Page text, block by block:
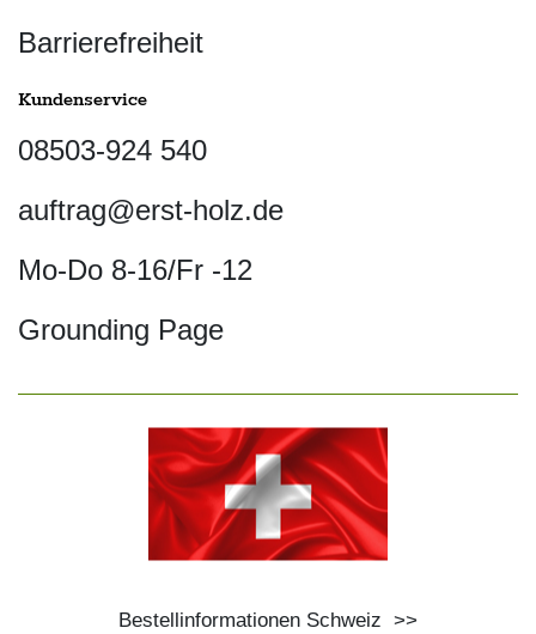
Barrierefreiheit
Kundenservice
08503-924 540
auftrag@erst-holz.de
Mo-Do 8-16/Fr -12
Grounding Page
Bestellinformationen Schweiz >>